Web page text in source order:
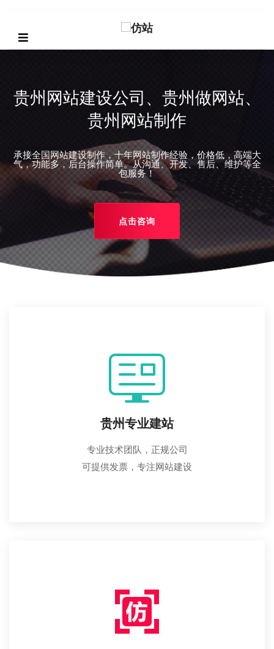
贵州网站建设公司、贵州做网站、
贵州网站制作
承接全国网站建设制作，十年网站制作经验，价格低，高端大
气，功能多，后台操作简单。从沟通、开发、售后、维护等全
包服务！
点击咨询
贵州专业建站
专业技术团队，正规公司
可提供发票，专注网站建设